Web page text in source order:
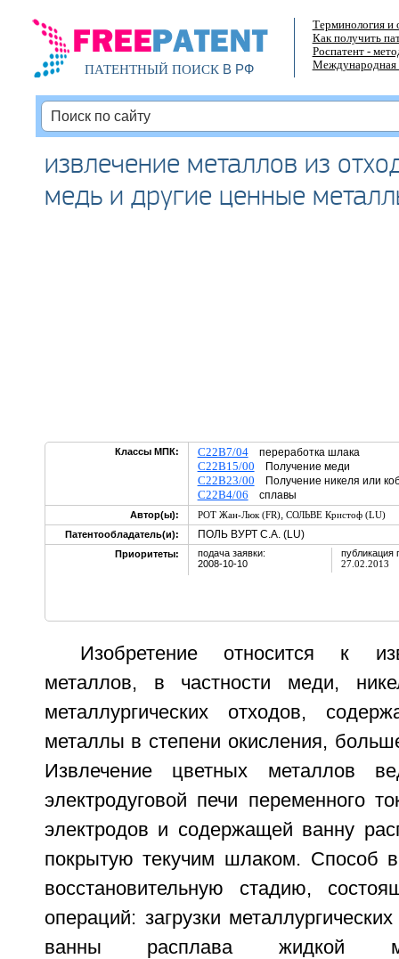
ПАТЕНТНЫЙ ПОИСКВ РФ
Терминология и
Как получить
Роспатент -
Международная
извлечение металлов из
медь и другие ценные
Классы МПК: C22B7/04переработка шлака
C22B15/00 Получение меди
C22B23/00 Получение никеля или
C22B4/06 сплавы
Автор(ы): РОТ Жан-Люк (FR), СОЛЬВЕ Кристоф (LU)
Патентообладатель(и):
ПОЛЬ ВУРТ С.А. (LU)
Приоритеты:
подача заявки:
2008-10-10
публикация
27.02.2013
Изобретение относится к
металлов, в частности меди,
металлургических отходов,
металлы в степени окисления,
Извлечение цветных металлов
электродуговой печи переменного
электродов и содержащей ванну
покрытую текучим шлаком. Способ
восстановительную стадию,
операций: загрузки
ванны расплава жидкой